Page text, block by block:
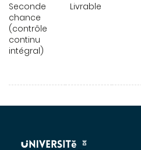
Seconde
chance
(contrôle
continu
intégral)
Livrable